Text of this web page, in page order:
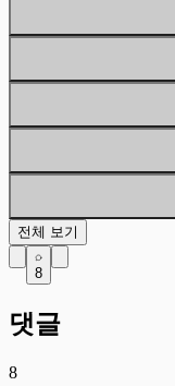
전체 보기
8
댓글
8